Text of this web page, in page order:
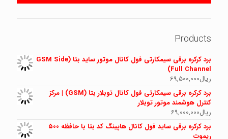
Products
برد کرکره برقی سیمکارتی فول کانال موتور ساید بتا (GSM Side
Full Channel)
ریال69,500,000
برد کرکره برقی سیمکارتی فول کانال توبلار بتا (GSM) | مرکز
کنترل هوشمند موتور توبلار
ریال69,000,000
برد کرکره برقی ساید فول کانال هاپینگ کد بتا با حافظه ۵۰۰
ریموت